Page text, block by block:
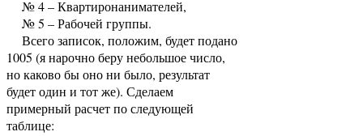
№ 4 – Квартиронанимателей,
№ 5 – Рабочей группы.
Всего записок, положим, будет подано
1005 (я нарочно беру небольшое число,
но каково бы оно ни было, результат
будет один и тот же). Сделаем
примерный расчет по следующей
таблице: